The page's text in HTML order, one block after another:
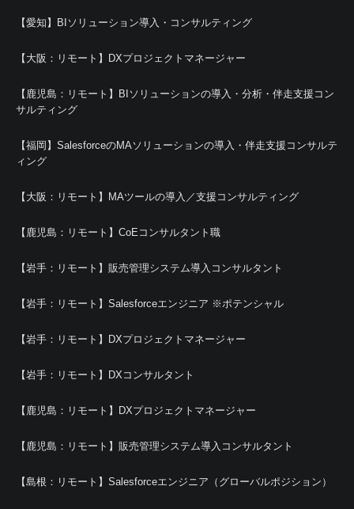
【愛知】BIソリューション導入・コンサルティング
【大阪：リモート】DXプロジェクトマネージャー
【鹿児島：リモート】BIソリューションの導入・分析・伴走支援コン
サルティング
【福岡】SalesforceのMAソリューションの導入・伴走支援コンサルテ
ィング
【大阪：リモート】MAツールの導入／支援コンサルティング
【鹿児島：リモート】CoEコンサルタント職
【岩手：リモート】販売管理システム導入コンサルタント
【岩手：リモート】Salesforceエンジニア ※ポテンシャル
【岩手：リモート】DXプロジェクトマネージャー
【岩手：リモート】DXコンサルタント
【鹿児島：リモート】DXプロジェクトマネージャー
【鹿児島：リモート】販売管理システム導入コンサルタント
【島根：リモート】Salesforceエンジニア（グローバルポジション）